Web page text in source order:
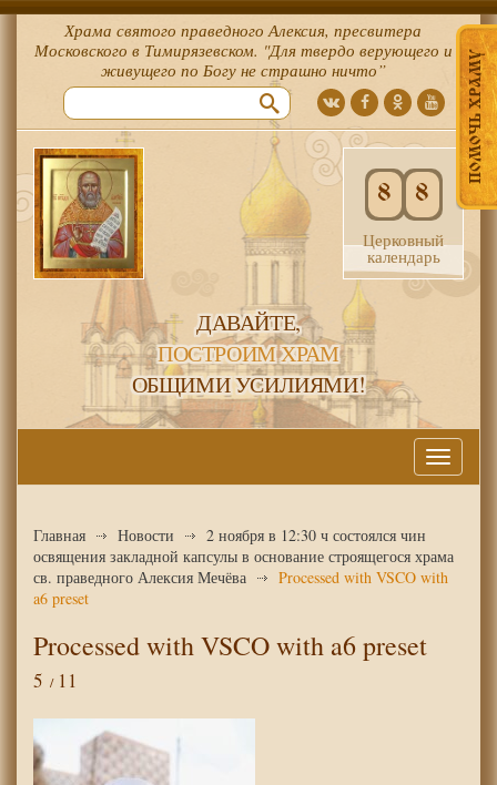
ПОМОЧЬ ХРАМУ
Храма святого праведного Алексия, пресвитера
Московского в Тимирязевском. "Для твердо верующего и
живущего по Богу не страшно ничто”
8 8
Церковный
календарь
ДАВАЙТЕ,
ПОСТРОИМ ХРАМ
ОБЩИМИ УСИЛИЯМИ!
Меню
Главная Новости
2 ноября в 12:30 ч состоялся чин
освящения закладной капсулы в основание строящегося храма
св. праведного Алексия Мечёва
Processed with VSCO with
a6 preset
Processed with VSCO with a6 preset
5 11